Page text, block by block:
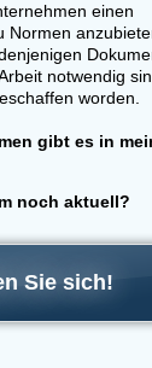
einen
Normen
notwendig
worden.
gibt es in
noch aktuell?
Sie sich!